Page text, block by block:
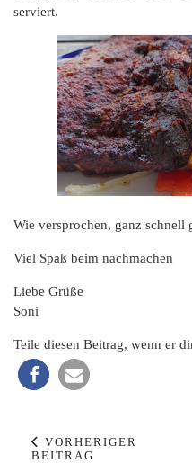
serviert.
Wie versprochen, ganz schnell
Viel Spaß beim nachmachen
Liebe Grüße
Soni
Teile diesen Beitrag, wenn er
VORHERIGER
BEITRAG